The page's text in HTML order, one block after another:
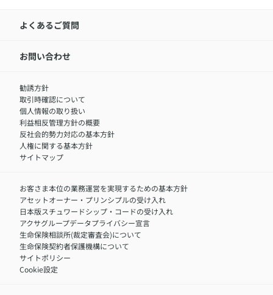
アクサのネット完結保険（旧アクサダイレクト生命）
アクサ生命が選ばれる理由
IR情報
サステナビリティの取り組み
​お客さまを金融犯罪からお守りするために
アクサグループについて
採用情報トップ
中途採用：内勤正社員
職）
中途採用：フィナンシャルプラン・アドバイザー（営業職）
障害者採用
よくあるご質問
お問い合わせ
勧誘方針
取引時確認について
個人情報の取り扱い
利益相反管理方針の概要
反社会的勢力対応の基本方針
人権に関する基本方針
サイトマップ
お客さま本位の業務運営を実現するための基本方針
アセットオーナー・プリンシプルの受け入れ
日本版スチュワードシップ・コードの受け入れ
アクサグループデータプライバシー宣言
生命保険相談所(裁定審査会)について
生命保険契約者保護機構について
サイトポリシー
Cookie設定